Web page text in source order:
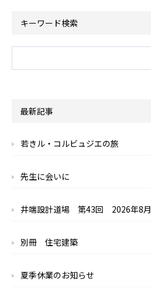
キーワード検索
最新記事
若きル・コルビュジエの旅
先生に会いに
井端設計道場 第43回 2026年8月
別冊 住宅建築
夏季休業のお知らせ